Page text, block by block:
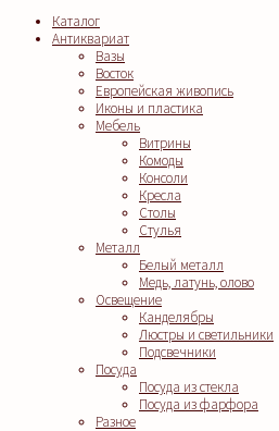
Каталог
Антиквариат
Вазы
Восток
Европейская живопись
Иконы и пластика
Мебель
Витрины
Комоды
Консоли
Кресла
Столы
Стулья
Металл
Белый металл
Медь, латунь, олово
Освещение
Канделябры
Люстры и светильники
Подсвечники
Посуда
Посуда из стекла
Посуда из фарфора
Разное